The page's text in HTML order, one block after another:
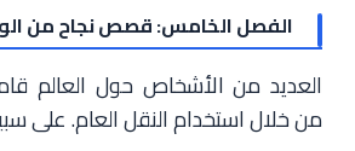
الفصل الخامس: قصص نجاح من
العديد من الأشخاص حول العالم
من خلال استخدام النقل العام. على